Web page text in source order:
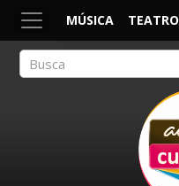
MÚSICA TEATRO